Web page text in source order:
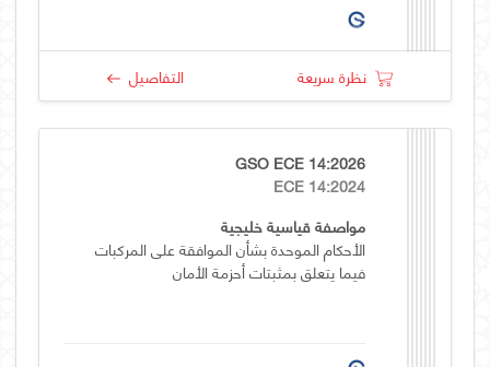
نظرة سريعة التفاصيل
GSO ECE 14:2026
ECE 14:2024
مواصفة قياسية خليجية
الأحكام الموحدة بشأن الموافقة على المركبات
فيما يتعلق بمثبتات أحزمة الأمان